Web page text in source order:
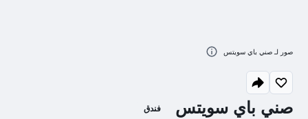
صني باي سويتس فندق
صور لـ صني باي سويتس